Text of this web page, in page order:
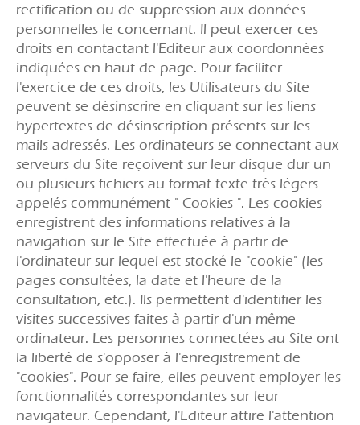
rectification ou de suppression aux données
personnelles le concernant. Il peut exercer ces
droits en contactant l'Editeur aux coordonnées
indiquées en haut de page. Pour faciliter
l'exercice de ces droits, les Utilisateurs du Site
peuvent se désinscrire en cliquant sur les liens
hypertextes de désinscription présents sur les
mails adressés. Les ordinateurs se connectant aux
serveurs du Site reçoivent sur leur disque dur un
ou plusieurs fichiers au format texte très légers
appelés communément " Cookies ". Les cookies
enregistrent des informations relatives à la
navigation sur le Site effectuée à partir de
l'ordinateur sur lequel est stocké le "cookie" (les
pages consultées, la date et l'heure de la
consultation, etc.). Ils permettent d'identifier les
visites successives faites à partir d'un même
ordinateur. Les personnes connectées au Site ont
la liberté de s'opposer à l'enregistrement de
"cookies". Pour se faire, elles peuvent employer les
fonctionnalités correspondantes sur leur
navigateur. Cependant, l'Editeur attire l'attention